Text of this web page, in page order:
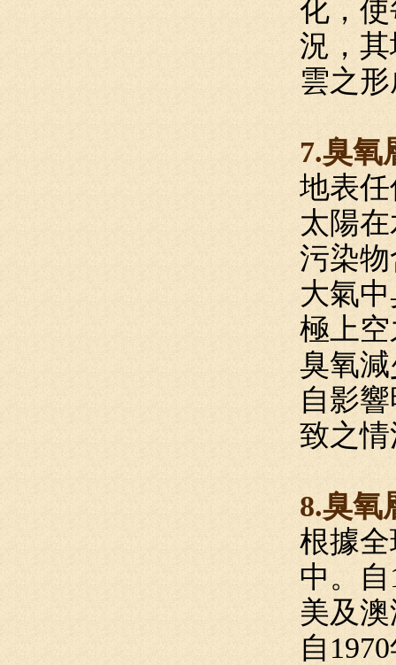
化，
況，
雲之
7.臭氧
地表
太陽
污染
大氣
極上
臭氧
自影
致之
8.臭氧
根據
中。
美及
自